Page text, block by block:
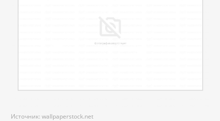
Источник: wallpaperstock.net